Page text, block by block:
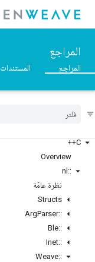
المراجع
المراجع المستندات
C++
Overview
::
nl
نظرة عامّة
Structs
::
ArgParser
::
Ble
::
Inet
::
Weave